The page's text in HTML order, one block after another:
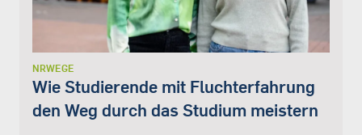
NRWEGE
Wie Studierende mit Fluchterfahrung
den Weg durch das Studium meistern